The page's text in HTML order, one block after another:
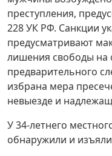
преступления,
228 УК РФ. Санкции
предусматривают
лишения свободы на
предварительного
избрана мера
невыезде и
У 34-летнего
обнаружили и